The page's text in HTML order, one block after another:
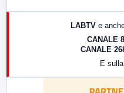
LABTV e
CANALE
CANALE
E